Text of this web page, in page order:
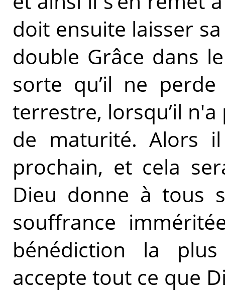
doit ensuite laisser
double Grâce dans
sorte qu’il ne
terrestre, lorsqu’il
de maturité. Alors
prochain, et cela
Dieu donne à tous
souffrance
bénédiction la
accepte tout ce que